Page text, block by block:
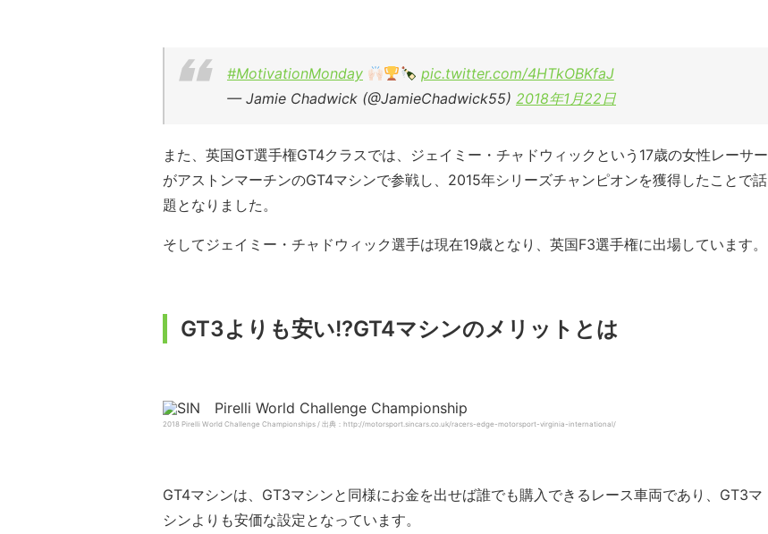
#MotivationMonday
pic.twitter.com/4HTkOBKfaJ
— Jamie Chadwick (@JamieChadwick55) 2018年1月22日
また、英国GT選手権GT4クラスでは、ジェイミー・チャドウィックという17歳の女性レーサー
がアストンマーチンのGT4マシンで参戦し、2015年シリーズチャンピオンを獲得したことで話
題となりました。
そしてジェイミー・チャドウィック選手は現在19歳となり、英国F3選手権に出場しています。
GT3よりも安い!?GT4マシンのメリットとは
2018 Pirelli World Challenge Championships / 出典：http://motorsport.sincars.co.uk/racers-edge-motorsport-virginia-international/
GT4マシンは、GT3マシンと同様にお金を出せば誰でも購入できるレース車両であり、GT3マ
シンよりも安価な設定となっています。